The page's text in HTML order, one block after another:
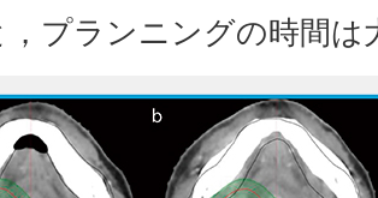
，プランニングの時間は